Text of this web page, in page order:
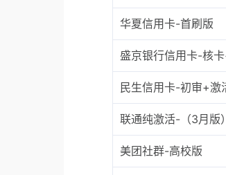
华夏信用卡-首刷版
盛京银行信用卡-核
民生信用卡-初审+激
联通纯激活-（3月版）
美团社群-高校版